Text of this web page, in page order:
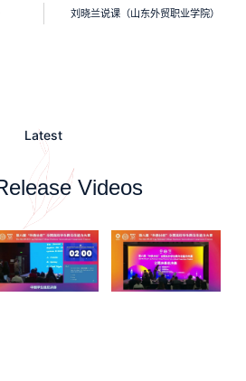
刘晓兰说课（山东外贸职业学院）
Latest
Videos